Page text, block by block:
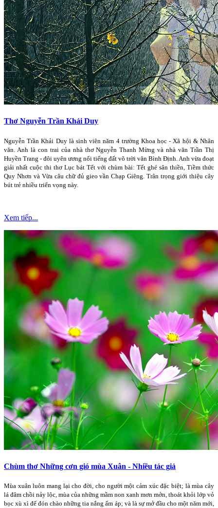
Thơ Nguyễn Trần Khải Duy
Nguyễn Trần Khải Duy là sinh viên năm 4 trường Khoa học - Xã hội & Nhân
văn. Anh là con trai của nhà thơ Nguyễn Thanh Mừng và nhà văn Trần Thị
Huyền Trang - đôi uyên ương nổi tiếng đất võ trời văn Bình Định. Anh vừa đoạt
giải nhất cuộc thi thơ Lục bát Tết với chùm bài: Tết ghé sân thiền, Tiềm thức
Quy Nhơn và Vừa câu chữ đủ gieo vần Chạp Giêng. Trân trọng giới thiệu cây
bút trẻ nhiều triển vọng này.
Xem tiếp...
Chùm thơ Những cơn gió mùa Xuân - Nhiều tác giả
Mùa xuân luôn mang lại cho đời, cho người một cảm xúc đặc biệt; là mùa cây
lá đâm chồi nảy lộc, mùa của những mầm non xanh mơn mởn, thoát khỏi lớp vỏ
bọc xù xì để đón chào những tia nắng ấm áp; và là sự mở đầu cho một năm mới,